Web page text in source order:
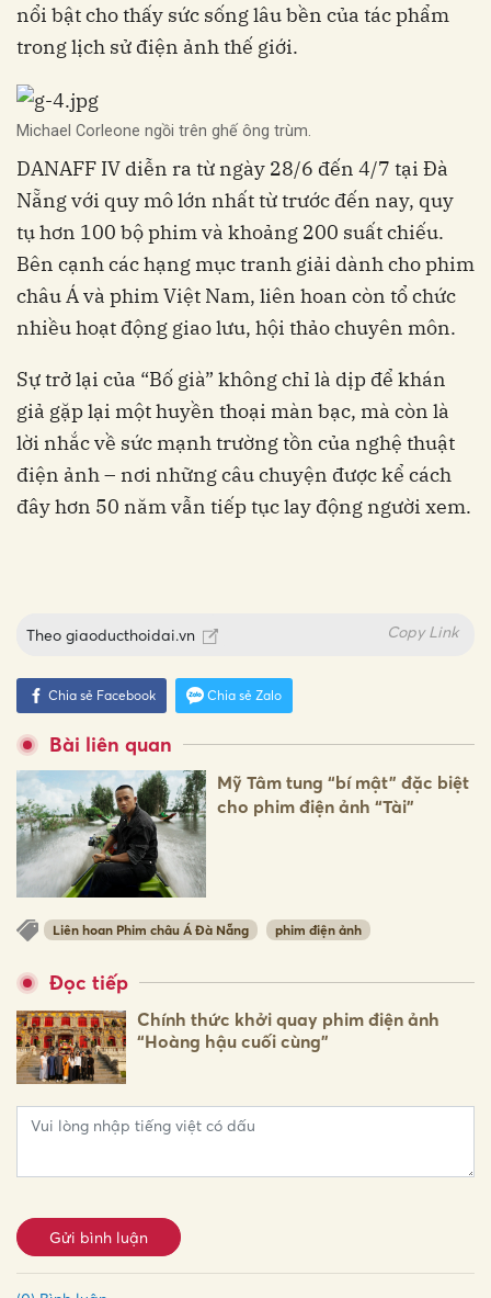
nổi bật cho thấy sức sống lâu bền của tác phẩm
trong lịch sử điện ảnh thế giới.
Michael Corleone ngồi trên ghế ông trùm.
DANAFF IV diễn ra từ ngày 28/6 đến 4/7 tại Đà
Nẵng với quy mô lớn nhất từ trước đến nay, quy
tụ hơn 100 bộ phim và khoảng 200 suất chiếu.
Bên cạnh các hạng mục tranh giải dành cho phim
châu Á và phim Việt Nam, liên hoan còn tổ chức
nhiều hoạt động giao lưu, hội thảo chuyên môn.
Sự trở lại của “Bố già” không chỉ là dịp để khán
giả gặp lại một huyền thoại màn bạc, mà còn là
lời nhắc về sức mạnh trường tồn của nghệ thuật
điện ảnh – nơi những câu chuyện được kể cách
đây hơn 50 năm vẫn tiếp tục lay động người xem.
Theo giaoducthoidai.vn Copy Link
Chia sẻ Facebook Chia sẻ Zalo
Bài liên quan
Mỹ Tâm tung “bí mật” đặc biệt
cho phim điện ảnh “Tài”
Liên hoan Phim châu Á Đà Nẵng phim điện ảnh
Đọc tiếp
Chính thức khởi quay phim điện ảnh
“Hoàng hậu cuối cùng”
Gửi bình luận